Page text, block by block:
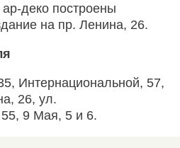
деко построены
на пр. Ленина, 26.
Интернациональной, 57,
26, ул.
9 Мая, 5 и 6.